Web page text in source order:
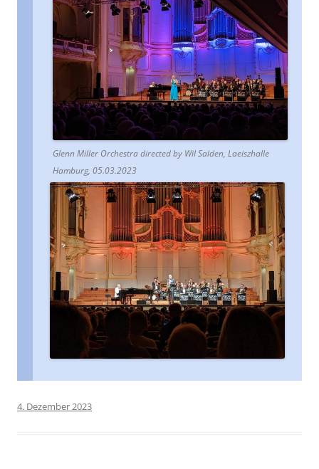
Glenn Miller Orchestra directed by Wil Salden, Laeiszhalle
Hamburg, 05.03.2023
4. Dezember 2023